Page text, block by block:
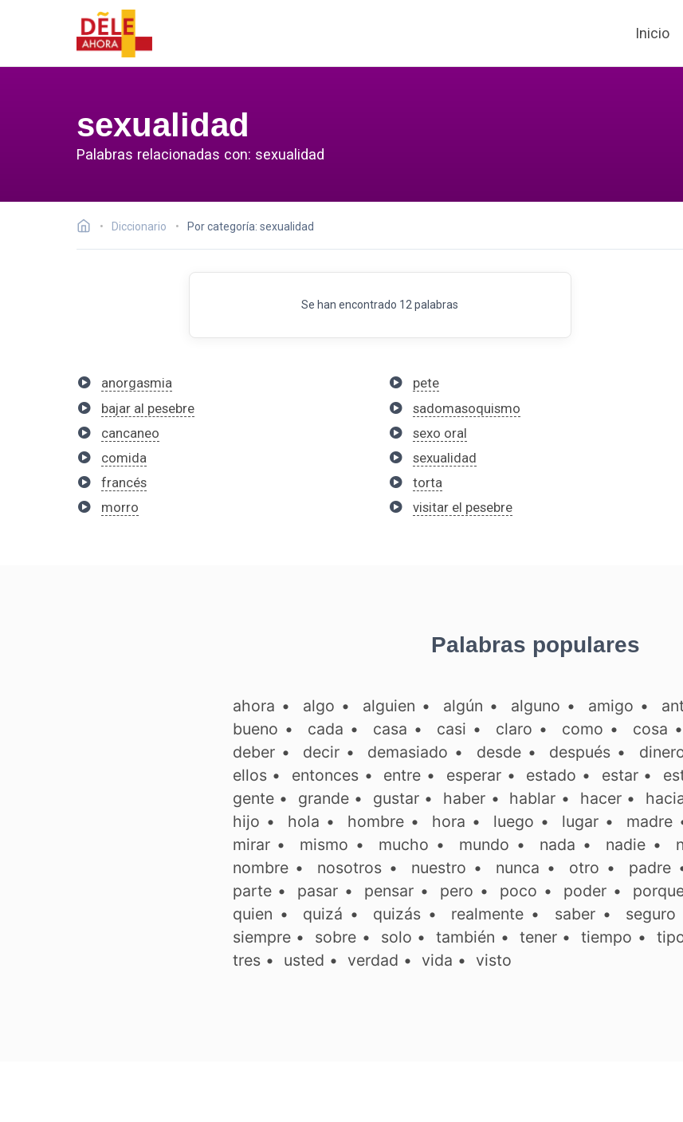
Inicio
sexualidad
Palabras relacionadas con: sexualidad
Diccionario Por categoría: sexualidad
Se han encontrado 12 palabras
anorgasmia
bajar al pesebre
cancaneo
comida
francés
morro
pete
sadomasoquismo
sexo oral
sexualidad
torta
visitar el pesebre
Palabras populares
ahora • algo • alguien • algún • alguno • amigo •
bueno • cada • casa • casi • claro • como • cosa
deber• decir• demasiado • desde• después •
ellos• entonces• entre • esperar• estado • estar•
gente• grande• gustar• haber • hablar • hacer•
hijo • hola • hombre• hora • luego • lugar • madre
mirar• mismo • mucho • mundo • nada • nadie•
nombre• nosotros • nuestro • nunca • otro • padre
parte• pasar • pensar • pero • poco • poder •
quien • quizá • quizás • realmente • saber• seguro
siempre• sobre • solo •también • tener•tiempo •
tres• usted • verdad • vida • visto